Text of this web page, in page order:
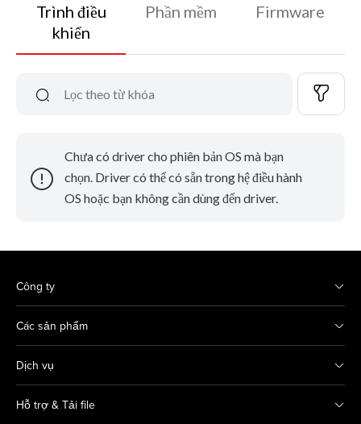
Trình điều
khiển
Phần mềm Firmware
Chưa có driver cho phiên bản OS mà bạn
chọn. Driver có thể có sẵn trong hệ điều hành
OS hoặc bạn không cần dùng đến driver.
Công ty
Các sản phẩm
Dịch vụ
Hỗ trợ & Tải file